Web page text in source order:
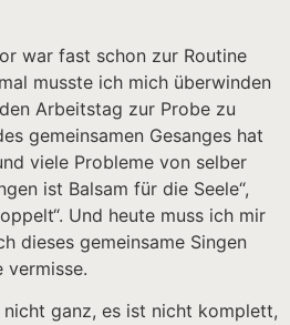
war fast schon zur Routine
musste ich mich überwinden
Arbeitstag zur Probe zu
gemeinsamen Gesanges hat
viele Probleme von selber
ist Balsam für die Seele“,
Und heute muss ich mir
dieses gemeinsame Singen
vermisse.
ganz, es ist nicht komplett,